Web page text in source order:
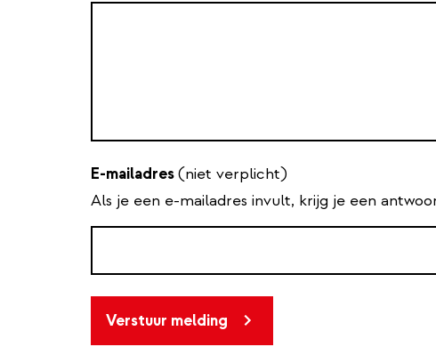
E-mailadres(niet verplicht)
Als je een e-mailadres invult, krijg je een
Verstuur melding